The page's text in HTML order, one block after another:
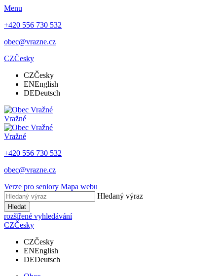
Menu
+420 556 730 532
obec@vrazne.cz
CZČesky
CZČesky
ENEnglish
DEDeutsch
Vražné
Vražné
+420 556 730 532
obec@vrazne.cz
Verze pro seniory Mapa webu
Hledaný výraz
Hledat
rozšířené vyhledávání
CZČesky
CZČesky
ENEnglish
DEDeutsch